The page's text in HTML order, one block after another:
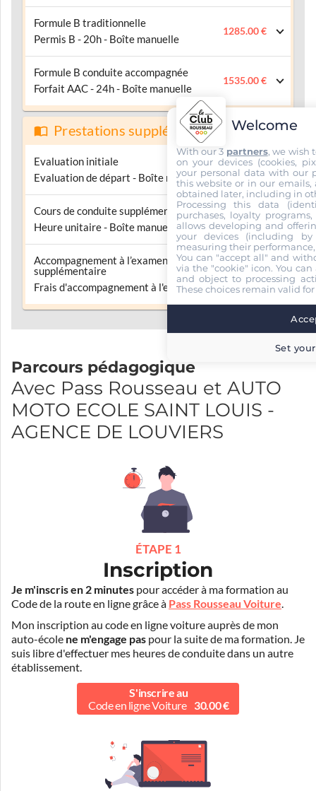
Formule B traditionnelle
Permis B - 20h - Boîte manuelle
1285.00 €
Formule B conduite accompagnée
Forfait AAC - 24h - Boîte manuelle
1535.00 €
Prestations supplémentaires
Evaluation initiale
Evaluation de départ - Boîte manuelle
53.00 €
Cours de conduite supplémentaire
Heure unitaire - Boîte manuelle
53.00 €
Accompagnement à l’examen
supplémentaire
Frais d'accompagnement à l'examen
53.00 €
Parcours pédagogique
Avec Pass Rousseau et AUTO
MOTO ECOLE SAINT LOUIS -
AGENCE DE LOUVIERS
ÉTAPE 1
Inscription
Je m'inscris en 2 minutes pour accéder à ma formation au
Code de la route en ligne grâce à Pass Rousseau Voiture.
Mon inscription au code en ligne voiture auprès de mon
auto-école ne m'engage pas pour la suite de ma formation. Je
suis libre d'effectuer mes heures de conduite dans un autre
établissement.
S'inscrire au
Code en ligne Voiture
30.00 €
Welcome
With our 3 partners, we wish
on your devices (cookies,
your personal data with our
this website or in our emails,
obtained later, including in
Processing this data
purchases, loyalty
allows developing and
your devices (including
measuring their
You can "accept all" and
via the "cookie" icon. You
and object to processing
These choices remain valid
Set